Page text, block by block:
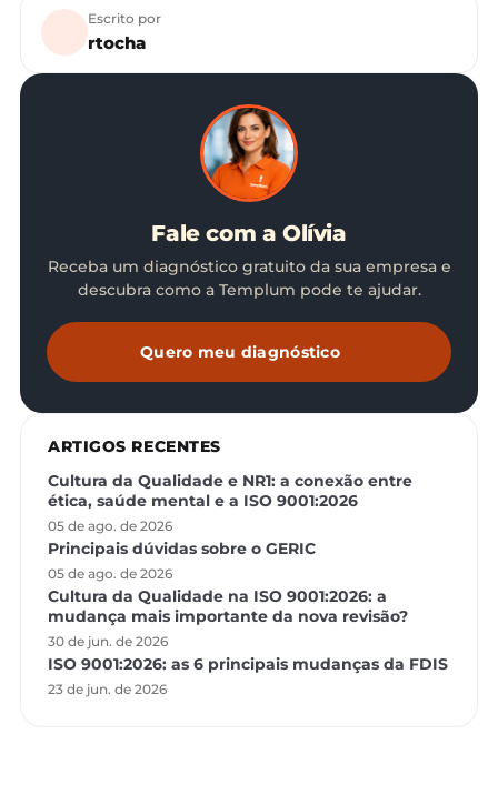
Escrito por
rtocha
Fale com a Olívia
Receba um diagnóstico gratuito da sua empresa e
descubra como a Templum pode te ajudar.
Quero meu diagnóstico
ARTIGOS RECENTES
Cultura da Qualidade e NR1: a conexão entre
ética, saúde mental e a ISO 9001:2026
05 de ago. de 2026
Principais dúvidas sobre o GERIC
05 de ago. de 2026
Cultura da Qualidade na ISO 9001:2026: a
mudança mais importante da nova revisão?
30 de jun. de 2026
ISO 9001:2026: as 6 principais mudanças da FDIS
23 de jun. de 2026